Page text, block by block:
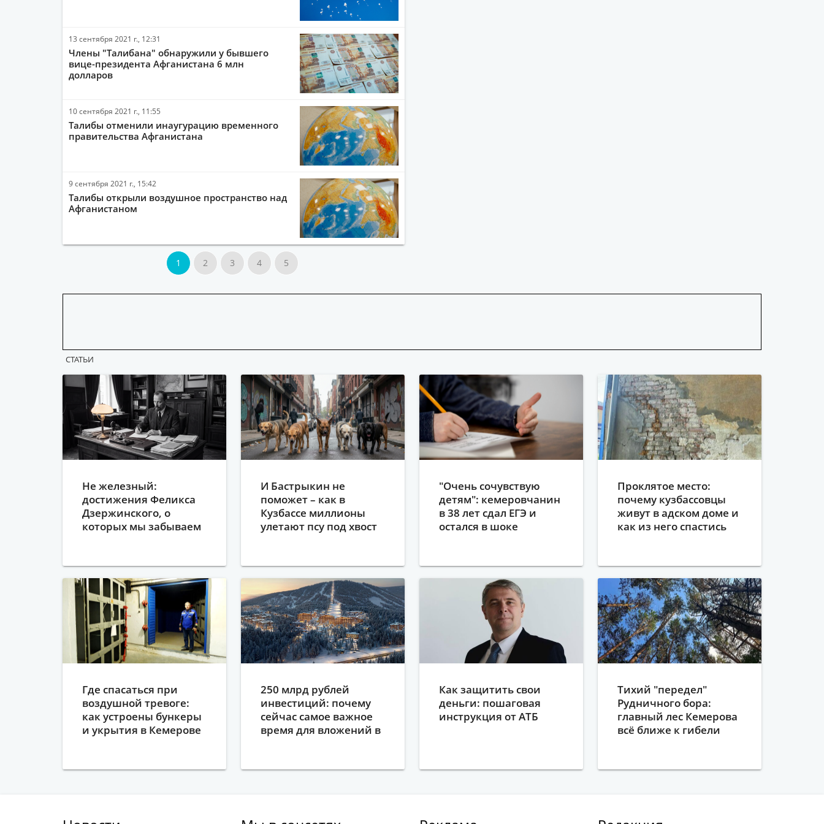
13 сентября 2021 г., 12:31
Члены "Талибана" обнаружили у бывшего
вице-президента Афганистана 6 млн
долларов
10 сентября 2021 г., 11:55
Талибы отменили инаугурацию временного
правительства Афганистана
9 сентября 2021 г., 15:42
Талибы открыли воздушное пространство над
Афганистаном
1 2 3 4 5
CТАТЬИ
Не железный:
достижения Феликса
Дзержинского, о
которых мы забываем
И Бастрыкин не
поможет – как в
Кузбассе миллионы
улетают псу под хвост
"Очень сочувствую
детям": кемеровчанин
в 38 лет сдал ЕГЭ и
остался в шоке
Проклятое место:
почему кузбассовцы
живут в адском доме и
как из него спастись
Где спасаться при
воздушной тревоге:
как устроены бункеры
и укрытия в Кемерове
250 млрд рублей
инвестиций: почему
сейчас самое важное
время для вложений в
Как защитить свои
деньги: пошаговая
инструкция от АТБ
Тихий "передел"
Рудничного бора:
главный лес Кемерова
всё ближе к гибели